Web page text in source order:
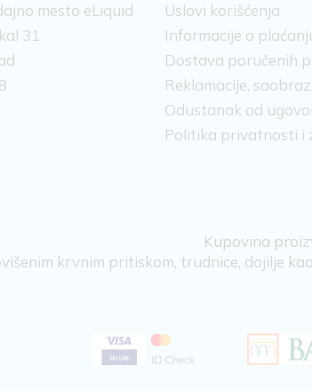
mesto eLiquid
31
Uslovi korišćenja
Informacije o
Dostava poručenih
Reklamacije,
Odustanak od
Politika privatnosti i
Kupovina
krvnim pritiskom, trudnice, dojilje